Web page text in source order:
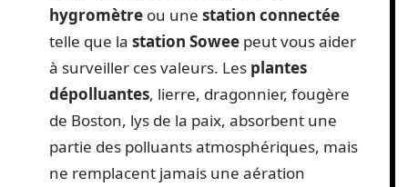
hygromètre ou une station connectée
telle que la station Sowee peut vous aider
à surveiller ces valeurs. Les plantes
dépolluantes, lierre, dragonnier, fougère
de Boston, lys de la paix, absorbent une
partie des polluants atmosphériques, mais
ne remplacent jamais une aération